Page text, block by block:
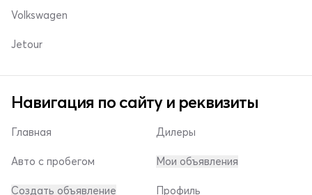
Volkswagen
Jetour
Навигация по сайту и реквизиты
Главная
Авто с пробегом
Создать объявление
Дилеры
Мои объявления
Профиль